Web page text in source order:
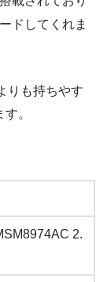
ドしてくれま
りも持ちやす
。
2.